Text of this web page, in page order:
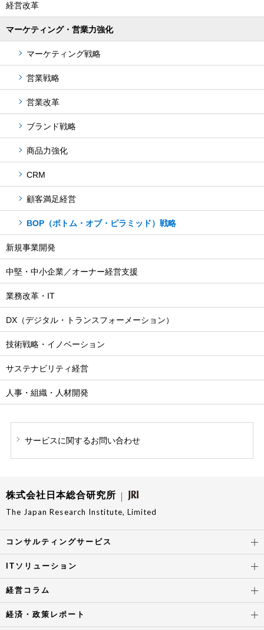
経営改革
マーケティング・営業力強化
マーケティング戦略
営業戦略
営業改革
ブランド戦略
商品力強化
CRM
顧客満足経営
BOP（ボトム・オブ・ピラミッド）戦略
新規事業開発
中堅・中小企業／オーナー経営支援
業務改革・IT
DX（デジタル・トランスフォーメーション）
技術戦略・イノベーション
サステナビリティ経営
人事・組織・人材開発
サービスに関するお問い合わせ
株式会社日本総合研究所
The Japan Research Institute, Limited
コンサルティングサービス
ITソリューション
経営コラム
経済・政策レポート